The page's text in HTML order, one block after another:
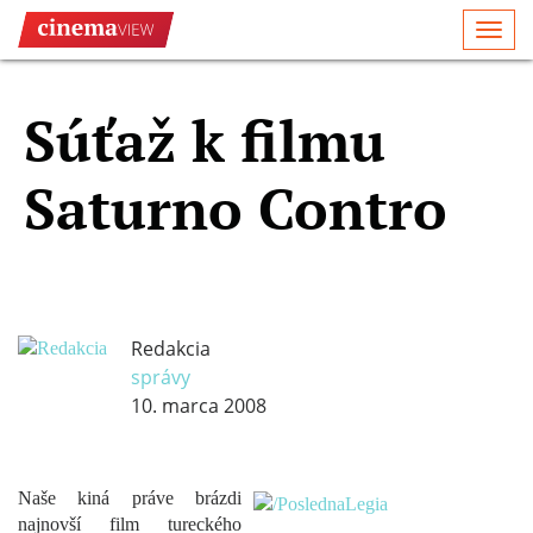
Súťaž k filmu
Saturno Contro
Redakcia
správy
10. marca 2008
Naše kiná práve brázdi
najnovší film tureckého